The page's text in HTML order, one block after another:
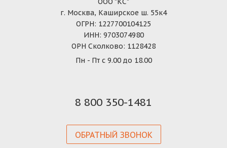
г. Москва, Каширское ш. 55к4
ОГРН: 1227700104125
ИНН: 9703074980
ОРН Сколково: 1128428
Пн - Пт с 9.00 до 18.00
8 800 350-1481
ОБРАТНЫЙ ЗВОНОК